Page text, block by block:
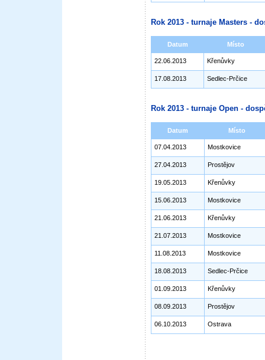
Rok 2013 - turnaje Masters -
Datum Místo
22.06.2013 Křenůvky
17.08.2013 Sedlec-Prčice
Rok 2013 - turnaje Open -
Datum Místo
07.04.2013 Mostkovice
27.04.2013 Prostějov
19.05.2013 Křenůvky
15.06.2013 Mostkovice
21.06.2013 Křenůvky
21.07.2013 Mostkovice
11.08.2013 Mostkovice
18.08.2013 Sedlec-Prčice
01.09.2013 Křenůvky
08.09.2013 Prostějov
06.10.2013 Ostrava